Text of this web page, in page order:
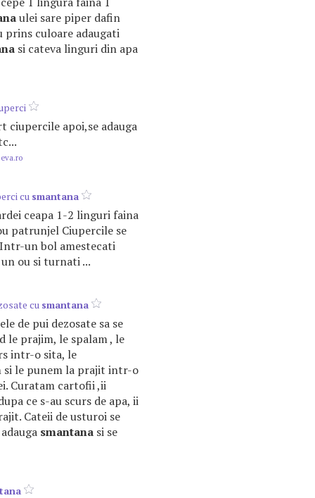
ulei sare piper dafin
prins culoare adaugati
si cateva linguri din apa
ciupercile apoi,se adauga
cu smantana
ceapa 1-2 linguri faina
patrunjel Ciupercile se
Intr-un bol amestecati
ou si turnati ...
cu smantana
de pui dezosate sa se
le prajim, le spalam , le
intr-o sita, le
si le punem la prajit intr-o
Curatam cartofii ,ii
ce s-au scurs de apa, ii
Cateii de usturoi se
smantana si se